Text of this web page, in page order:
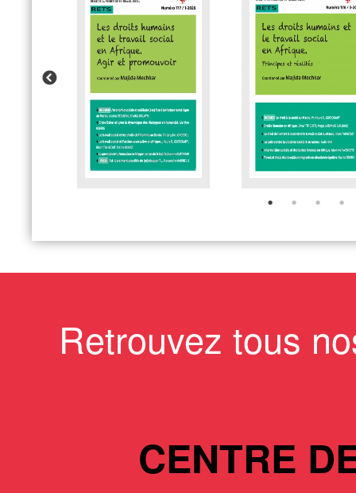
Retrouvez tous
CENTRE